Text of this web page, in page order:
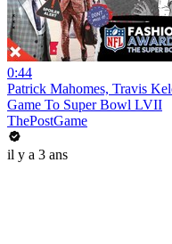
0:44
Patrick Mahomes, Travis
Game To Super Bowl LVII
ThePostGame
il y a 3 ans